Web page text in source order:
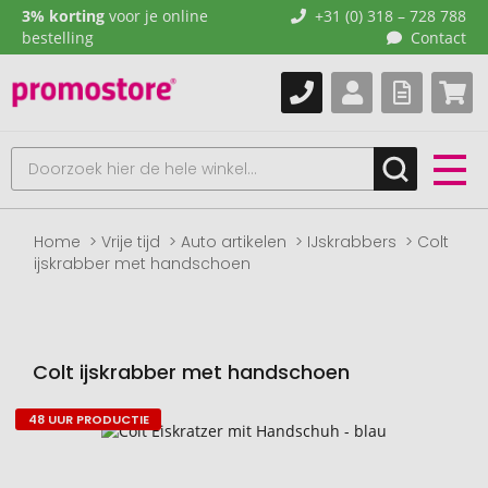
3% korting voor je online
bestelling
+31 (0) 318 – 728 788
Contact
Home Vrije tijd Auto artikelen IJskrabbers
Colt
ijskrabber met handschoen
Colt ijskrabber met handschoen
Naar
48 UUR PRODUCTIE